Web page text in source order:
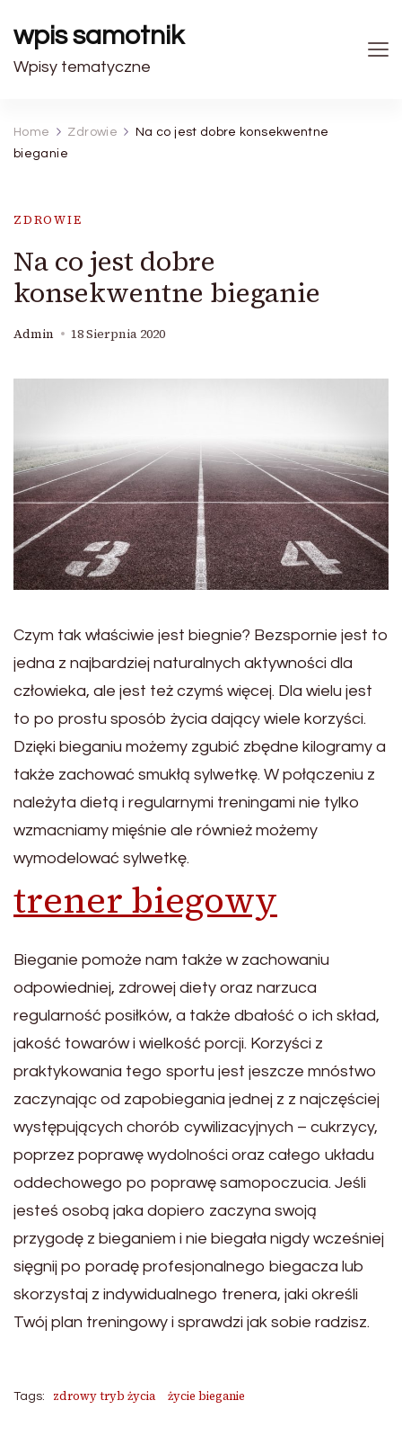
wpis samotnik
Wpisy tematyczne
Home Zdrowie
Na co jest dobre konsekwentne
bieganie
ZDROWIE
Na co jest dobre
konsekwentne bieganie
Admin 18 Sierpnia 2020
Czym tak właściwie jest biegnie? Bezspornie jest to
jedna z najbardziej naturalnych aktywności dla
człowieka, ale jest też czymś więcej. Dla wielu jest
to po prostu sposób życia dający wiele korzyści.
Dzięki bieganiu możemy zgubić zbędne kilogramy a
także zachować smukłą sylwetkę. W połączeniu z
należyta dietą i regularnymi treningami nie tylko
wzmacniamy mięśnie ale również możemy
wymodelować sylwetkę.
trener biegowy
Bieganie pomoże nam także w zachowaniu
odpowiedniej, zdrowej diety oraz narzuca
regularność posiłków, a także dbałość o ich skład,
jakość towarów i wielkość porcji. Korzyści z
praktykowania tego sportu jest jeszcze mnóstwo
zaczynając od zapobiegania jednej z z najczęściej
występujących chorób cywilizacyjnych – cukrzycy,
poprzez poprawę wydolności oraz całego układu
oddechowego po poprawę samopoczucia. Jeśli
jesteś osobą jaka dopiero zaczyna swoją
przygodę z bieganiem i nie biegała nigdy wcześniej
sięgnij po poradę profesjonalnego biegacza lub
skorzystaj z indywidualnego trenera, jaki określi
Twój plan treningowy i sprawdzi jak sobie radzisz.
Tags: zdrowy tryb życia życie bieganie